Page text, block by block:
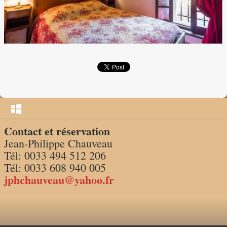
Tarifs/calendrier 2026
Contact et réservation
Jean-Philippe Chauveau
Tél: 0033 494 512 206
Tél: 0033 608 940 005
jphchauveau@yahoo.fr